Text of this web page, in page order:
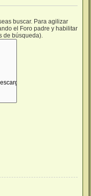
buscar. Para agilizar
el Foro padre y habilitar
de búsqueda).